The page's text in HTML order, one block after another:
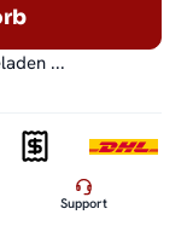
...
Support